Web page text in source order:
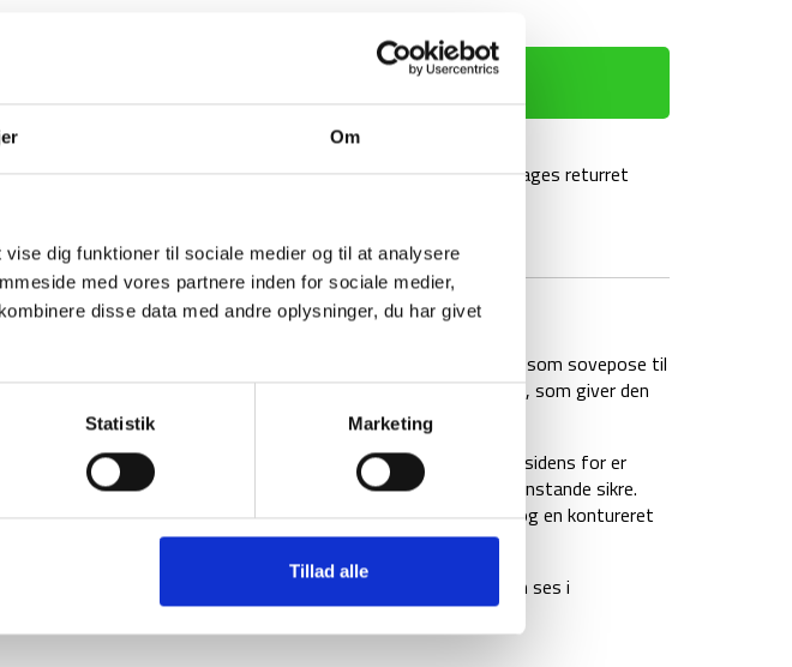
Om
dig funktioner til sociale medier og til at analysere
med vores partnere inden for sociale medier,
disse data med andre oplysninger, du har givet
Statistik Marketing
Tillad alle
TILFØJ TIL KURV
levering Fri fragt over 499 kr 100 dages returret
BESKRIVELSE BRAND FAQ
Puk +10˚ fra det danske mærke Nordisk er særdeles egnet som sovepose til
Sommersoveposen gør brug af den nye Curve form af Nordisk, som giver den
plads.
yderside er fremstillet i slidstærkt, letvægtig rip-stop, mens indersidens for er
indeholder også en intern brystlomme til at holde personlige genstande sikre.
i fuld længde giver dig mulighed for at lyne soveposen helt op og en kontureret
alsidig selv i køligere vejr.
er fremstillet af 100% polyester og soveposens mål kan ses i